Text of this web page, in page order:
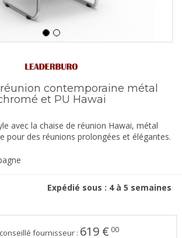
contemporaine métal
et PU Hawai
avec la chaise de réunion Hawai, métal
pour des réunions prolongées et élégantes.
Expédié sous : 4 à 5 semaines
fournisseur : 619 € 00